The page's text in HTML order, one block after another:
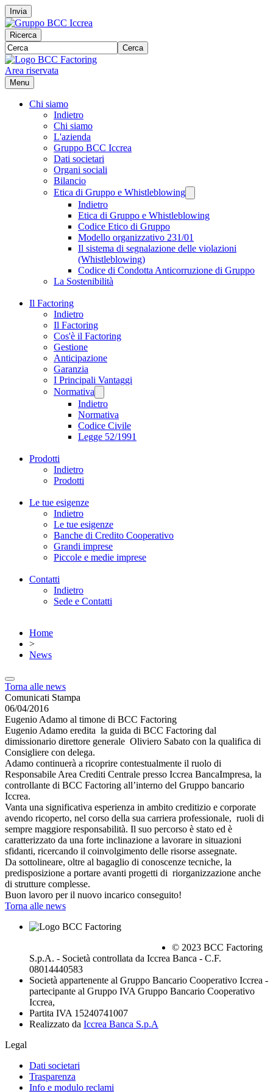
Invia
Ricerca
Cerca
Area riservata
Menu
Chi siamo
Indietro
Chi siamo
L'azienda
Gruppo BCC Iccrea
Dati societari
Organi sociali
Bilancio
Etica di Gruppo e Whistleblowing
Indietro
Etica di Gruppo e Whistleblowing
Codice Etico di Gruppo
Modello organizzativo 231/01
Il sistema di segnalazione delle violazioni
(Whistleblowing)
Codice di Condotta Anticorruzione di Gruppo
La Sostenibilità
Il Factoring
Indietro
Il Factoring
Cos'è il Factoring
Gestione
Anticipazione
Garanzia
I Principali Vantaggi
Normativa
Indietro
Normativa
Codice Civile
Legge 52/1991
Prodotti
Indietro
Prodotti
Le tue esigenze
Indietro
Le tue esigenze
Banche di Credito Cooperativo
Grandi imprese
Piccole e medie imprese
Contatti
Indietro
Sede e Contatti
Home
>
News
Torna alle news
Comunicati Stampa
06/04/2016
Eugenio Adamo al timone di BCC Factoring
Eugenio Adamo eredita la guida di BCC Factoring dal
dimissionario direttore generale Oliviero Sabato con la qualifica di
Consigliere con delega.
Adamo continuerà a ricoprire contestualmente il ruolo di
Responsabile Area Crediti Centrale presso Iccrea BancaImpresa, la
controllante di BCC Factoring all’interno del Gruppo bancario
Iccrea.
Vanta una significativa esperienza in ambito creditizio e corporate
avendo ricoperto, nel corso della sua carriera professionale, ruoli di
sempre maggiore responsabilità. Il suo percorso è stato ed è
caratterizzato da una forte inclinazione a lavorare in situazioni
sfidanti, ricercando il coinvolgimento delle risorse assegnate.
Da sottolineare, oltre al bagaglio di conoscenze tecniche, la
predisposizione a portare avanti progetti di riorganizzazione anche
di strutture complesse.
Buon lavoro per il nuovo incarico conseguito!
Torna alle news
© 2023 BCC Factoring
S.p.A. - Società controllata da Iccrea Banca - C.F.
08014440583
Società appartenente al Gruppo Bancario Cooperativo Iccrea -
partecipante al Gruppo IVA Gruppo Bancario Cooperativo
Iccrea,
Partita IVA 15240741007
Realizzato da Iccrea Banca S.p.A
Legal
Dati societari
Trasparenza
Info e modulo reclami